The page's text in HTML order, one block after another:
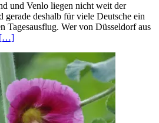
und Venlo liegen nicht weit der
gerade deshalb für viele Deutsche ein
Tagesausflug. Wer von Düsseldorf aus
[…]